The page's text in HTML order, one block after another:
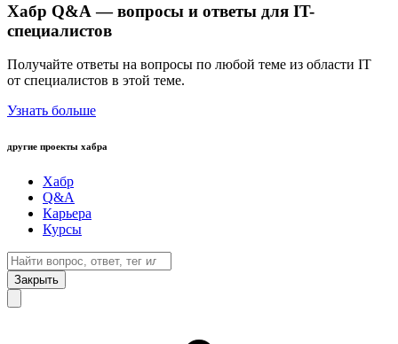
Хабр Q&A — вопросы и ответы для IT-
специалистов
Получайте ответы на вопросы по любой теме из области IT
от специалистов в этой теме.
Узнать больше
другие проекты хабра
Хабр
Q&A
Карьера
Курсы
Закрыть